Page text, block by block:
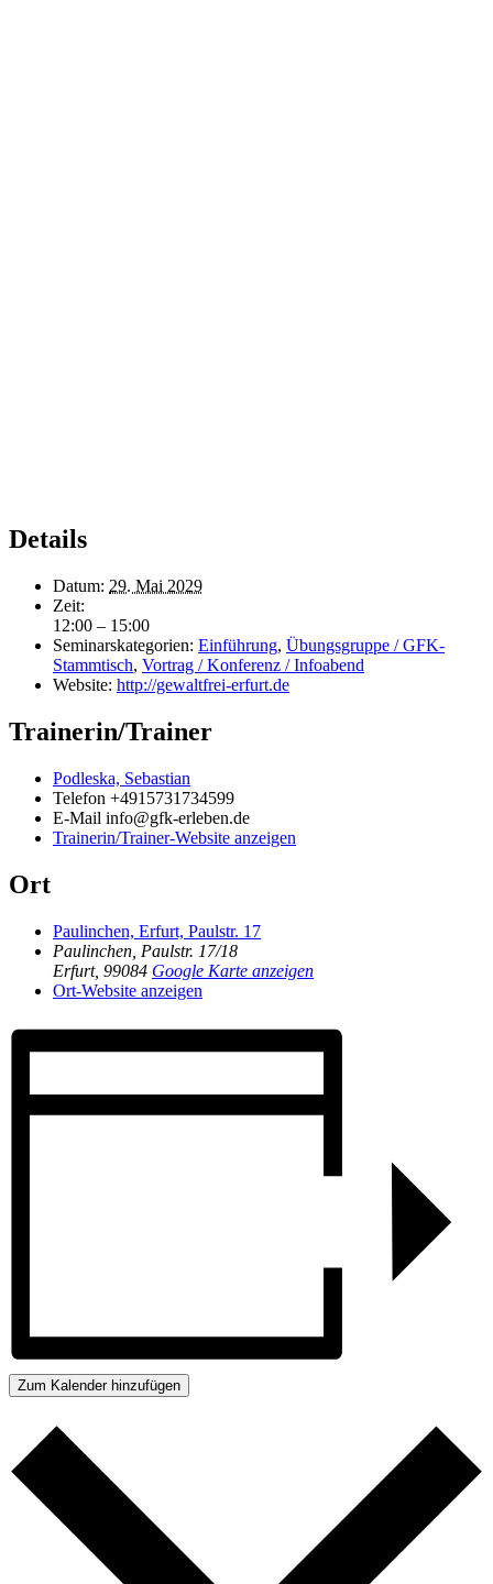
Details
Datum: 29. Mai 2029
Zeit:
12:00 – 15:00
Seminarskategorien: Einführung, Übungsgruppe / GFK-
Stammtisch, Vortrag / Konferenz / Infoabend
Website: http://gewaltfrei-erfurt.de
Trainerin/Trainer
Podleska, Sebastian
Telefon +4915731734599
E-Mail info@gfk-erleben.de
Trainerin/Trainer-Website anzeigen
Ort
Paulinchen, Erfurt, Paulstr. 17
Paulinchen, Paulstr. 17/18
Erfurt, 99084 Google Karte anzeigen
Ort-Website anzeigen
Zum Kalender hinzufügen